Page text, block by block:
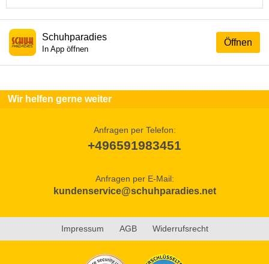
Öffnen
Schuhparadies
In App öffnen
Wir helfen gerne weiter
Anfragen per Telefon:
+496591983451
Anfragen per E-Mail:
kundenservice@schuhparadies.net
Impressum AGB Widerrufsrecht